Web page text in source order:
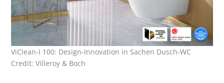
ViClean-I 100: Design-Innovation in Sachen Dusch-WC
Credit: Villeroy & Boch